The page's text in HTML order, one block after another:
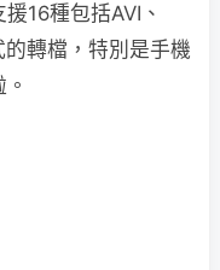
16種包括AVI、
轉檔，特別是手機